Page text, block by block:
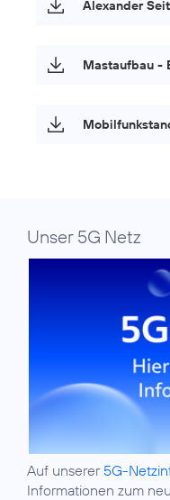
Alexander
Mastaufbau -
Unser 5G Netz
Auf unserer 5G-
Informationen zum